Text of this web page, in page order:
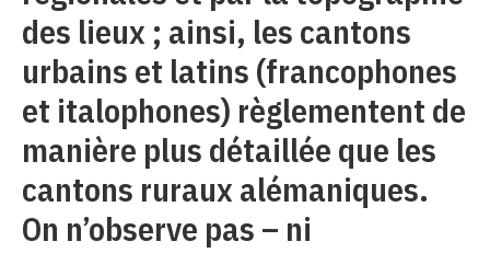
des lieux ; ainsi, les cantons
urbains et latins (francophones
et italophones) règlementent de
manière plus détaillée que les
cantons ruraux alémaniques.
On n’observe pas – ni